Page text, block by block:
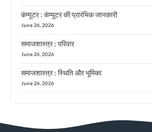
कंप्यूटर : कंप्यूटर की प्रारंभिक जानकारी
June 26, 2026
समाजशास्त्र : परिवार
June 26, 2026
समाजशास्त्र : स्थिति और भूमिका
June 26, 2026